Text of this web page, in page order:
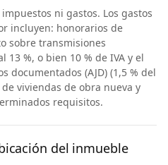
ni gastos. Los gastos
incluyen: honorarios de
sobre transmisiones
13 %, o bien 10 % de IVA y el
documentados (AJD) (1,5 % del
viviendas de obra nueva y
requisitos.
del inmueble